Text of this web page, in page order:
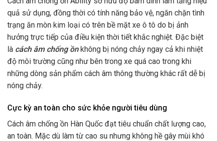
quả sử dụng, đồng thời có tính năng bảo vệ, ngăn chặn tình
trạng ăn mòn kim loại có trên bề mặt xe ô tô do bị ảnh
hưởng trực tiếp của điều kiện thời tiết khắc nghiệt. Đặc biệt
là cách âm chống ồn không bị nóng chảy ngay cả khi nhiệt
độ môi trường cũng như bên trong xe quá cao trong khi
những dòng sản phẩm cách âm thông thường khác rất dễ bị
nóng chảy.
Cực kỳ an toàn cho sức khỏe người tiêu dùng
Cách âm chống ồn Hàn Quốc đạt tiêu chuẩn chất lượng cao,
an toàn. Mặc dù làm từ cao su nhưng không hề gây mùi khó